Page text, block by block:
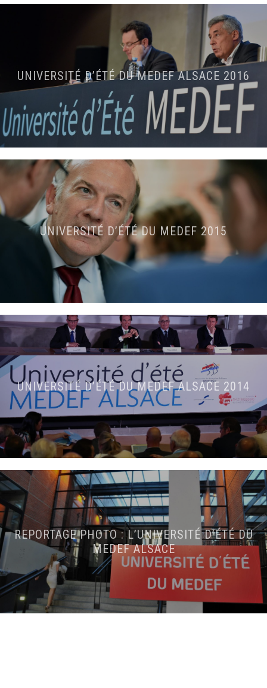
UNIVERSITÉ D’ÉTÉ DU MEDEF ALSACE 2016
UNIVERSITÉ D’ÉTÉ DU MEDEF 2015
UNIVERSITÉ D’ÉTÉ DU MEDEF ALSACE 2014
REPORTAGE PHOTO : L’UNIVERSITÉ D’ÉTÉ DU
MEDEF ALSACE